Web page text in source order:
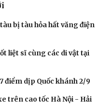
bị tàu hỏa hất văng điện
liệt sĩ cùng các di vật tại
điểm dịp Quốc khánh 2/9
trên cao tốc Hà Nội - Hải